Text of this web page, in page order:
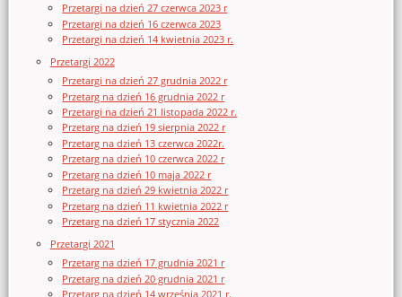
Przetargi na dzień 27 czerwca 2023 r
Przetargi na dzień 16 czerwca 2023
Przetargi na dzień 14 kwietnia 2023 r.
Przetargi 2022
Przetargi na dzień 27 grudnia 2022 r
Przetarg na dzień 16 grudnia 2022 r
Przetargi na dzień 21 listopada 2022 r.
Przetarg na dzień 19 sierpnia 2022 r
Przetarg na dzień 13 czerwca 2022r.
Przetarg na dzień 10 czerwca 2022 r
Przetarg na dzień 10 maja 2022 r
Przetarg na dzień 29 kwietnia 2022 r
Przetarg na dzień 11 kwietnia 2022 r
Przetarg na dzień 17 stycznia 2022
Przetargi 2021
Przetarg na dzień 17 grudnia 2021 r
Przetarg na dzień 20 grudnia 2021 r
Przetarg na dzień 14 września 2021 r.